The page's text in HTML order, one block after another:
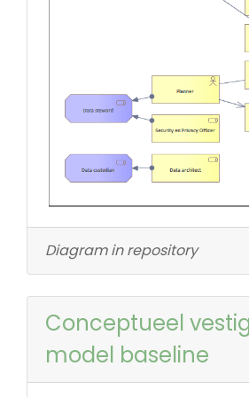
Diagram in repository
Conceptueel
model baseline